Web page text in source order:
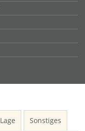
Lage Sonstiges